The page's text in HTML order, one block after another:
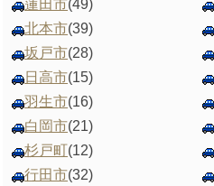
蓮田市(49)
北本市(39)
坂戸市(28)
日高市(15)
羽生市(16)
白岡市(21)
杉戸町(12)
行田市(32)